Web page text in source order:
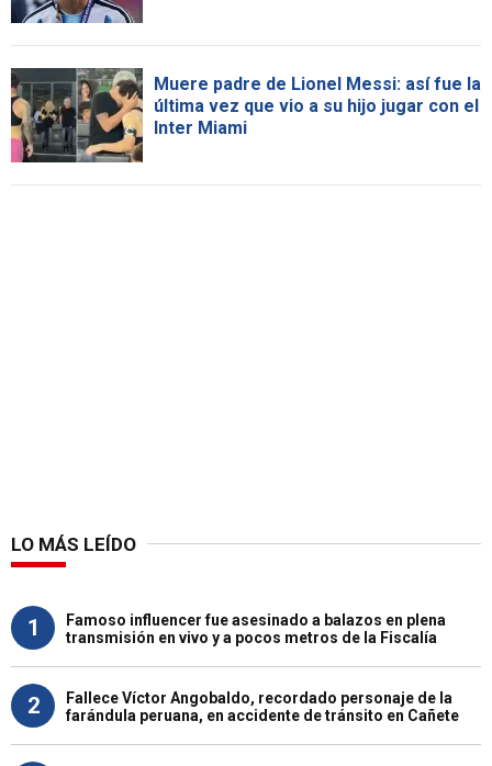
Muere padre de Lionel Messi: así fue la
última vez que vio a su hijo jugar con el
Inter Miami
LO MÁS LEÍDO
1
Famoso influencer fue asesinado a balazos en plena
transmisión en vivo y a pocos metros de la Fiscalía
2
Fallece Víctor Angobaldo, recordado personaje de la
farándula peruana, en accidente de tránsito en Cañete